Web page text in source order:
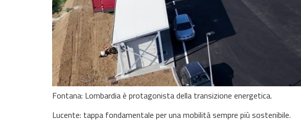
Fontana: Lombardia è protagonista della transizione energetica.
Lucente: tappa fondamentale per una mobilità sempre più sostenibile.